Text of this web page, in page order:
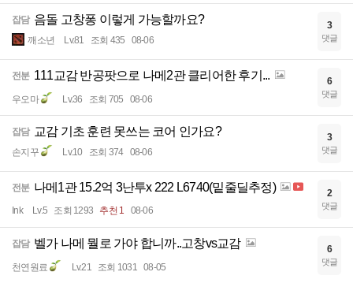
잡담 음돌 고창퐁 이렇게 가능할까요?
깨소년 Lv.81 조회 435 08-06
3
댓글
전분 111교감 반공팟으로 나메2관 클리어한 후기...
우오마 Lv.36 조회 705 08-06
6
댓글
잡담 교감 기초 훈련 못쓰는 코어 인가요?
손지꾸 Lv.10 조회 374 08-06
3
댓글
전분 나메1관 15.2억 3난투x 222 L6740(밑줄딜추정)
Ink Lv.5 조회 1293 추천 1 08-06
2
댓글
잡담 벨가 나메 뭘로 가야 합니까..고창vs교감
천연원료 Lv.21 조회 1031 08-05
6
댓글